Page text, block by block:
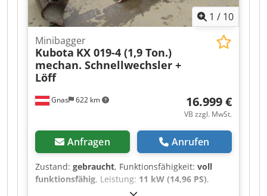
1 / 10
Gnas 622 km
Minibagger
Kubota KX 019-4 (1,9 Ton.)
mechan. Schnellwechsler +
Löff
16.999 €
VB zzgl. MwSt.
Anfragen Anrufen
Zustand: gebraucht, Funktionsfähigkeit: voll
funktionsfähig, Leistung: 11 kW (14,96 PS),
, Leergewicht: